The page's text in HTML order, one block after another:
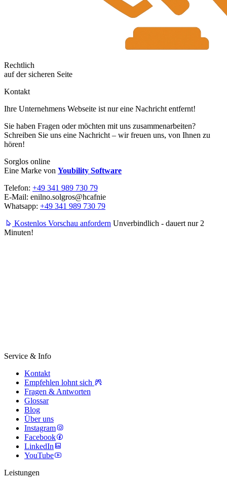
Rechtlich
auf der sicheren Seite
Kontakt
Ihre Unternehmens Webseite ist nur eine Nachricht entfernt!
Sie haben Fragen oder möchten mit uns zusammenarbeiten?
Schreiben Sie uns eine Nachricht – wir freuen uns, von Ihnen zu
hören!
Sorglos online
Eine Marke von Youbility Software
Telefon: +49 341 989 730 79
E-Mail: enilno.solgros@hcafnie
Whatsapp: +49 341 989 730 79
Kostenlos Vorschau anfordern Unverbindlich - dauert nur 2
Minuten!
Service & Info
Kontakt
Empfehlen lohnt sich
Fragen & Antworten
Glossar
Blog
Über uns
Instagram
Facebook
LinkedIn
YouTube
Leistungen